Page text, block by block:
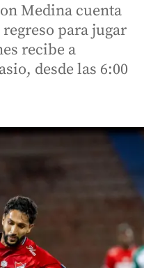
Medina cuenta
para jugar
recibe a
desde las 6:00